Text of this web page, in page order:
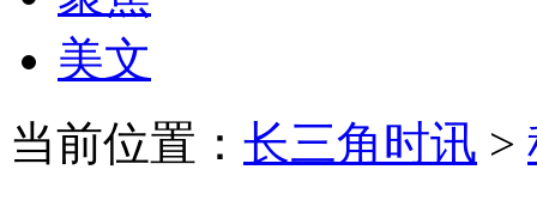
美文
当前位置： 长三角时讯 >